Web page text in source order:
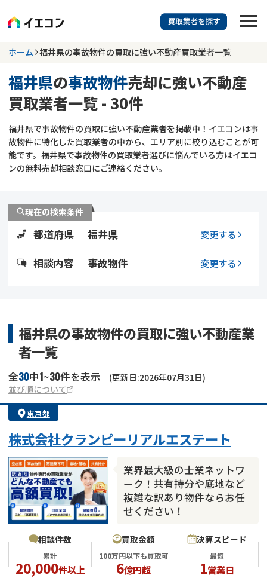
訳あり物件に強い業者を探す
福井県 事故物件
更新日 :2026年07月31日
業者を探す
空き家
再建築不可
ゴミ屋敷
リースバック
不動産コラム
不動産売却
訳あり不動産
土地売却
借地 不動産リースバック
任意売却
アンケート調査
ホーム 福井県の事故物件の買取に強い不動産買取業者一覧
福井県の事故物件売却に強い不動産
買取業者一覧 - 30件
福井県で事故物件の買取に強い不動産業者を掲載中！イエコンは事
故物件に特化した買取業者の中から、エリア別に絞り込むことが可
能です。福井県で事故物件の買取業者選びに悩んでいる方はイエコ
ンの無料売却相談窓口にご連絡ください。
現在の検索条件
都道府県 福井県 変更する
相談内容 事故物件 変更する
福井県の事故物件の買取に強い不動産業
者一覧
全30中1~30件を表示
(更新日:2026年07月31日)
並び順について
東京都
株式会社クランピーリアルエステート
業界最大級の士業ネットワ
ーク！共有持分や底地など
複雑な訳あり物件ならお任
せください！
相談件数
累計
20,000件以上
買取金額
100万円以下も買取可
6億円超
決算スピード
最短
1営業日